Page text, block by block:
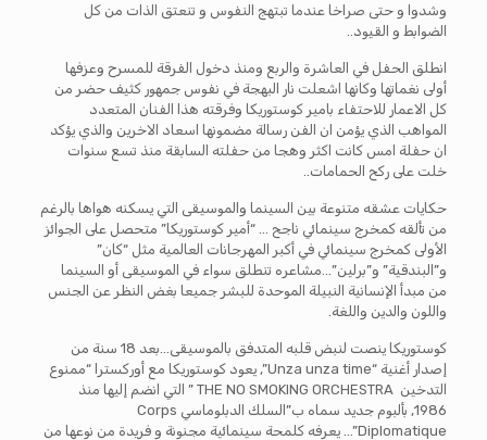
وشدوا و حتى صراخا عندما تبتهج النفوس و تنعتق الذات من كل
الضوابط و القيود..
انطلق الحفل في العاشرة والربع ومنذ دخول الفرقة للمسرح وعزفها
أولى نغماتها وكانها اشعلت نار البهجة في نفوس جمهور كثيف حضر من
كل الاعمار للاحتفاء بامير كوستوريكا وفرقته هذا الفنان المتعدد
المواهب الذي يؤمن ان الفن رسالة مضمونها اسعاد الاخرين والذي يؤكد
ان حفلة امس كانت اكثر وهجا من حفلته السابقة منذ تسع سنوات
خلت على ركح الحمامات..
حكايات عشقه متنوعة بين السينما والموسيقى التي يسكنه هواها بالرغم
من تألقه كمخرج سينمائي ناجح … “أمير كوستوريكا” متحصل على الجوائز
الأولى كمخرج سينمائي في أكبر المهرجانات العالمية مثل “كان”
و”البندقية” و”برلين”…مشاعره تنطلق سواء في الموسيقى أو السينما
من مبدأ الإنسانية النبيلة الموحدة للبشر جميعا بغض النظر عن الجنس
واللون والدين واللغة.
كوستوريكا ينصت لنبض قلبه المتدفق بالموسيقى…بعد 18 سنة من
إصدار أغنية “Unza unza time”, يعود كوستوريكا مع أوركسترا “ممنوع
التدخين
THE NO SMOKING ORCHESTRA ” التي انضم إليها منذ
1986, بألبوم جديد سماه ب”السلك الدبلوماسي Corps
Diplomatique”… يعرفه كلمحة سينمائية مجنونة و فريدة من نوعها من